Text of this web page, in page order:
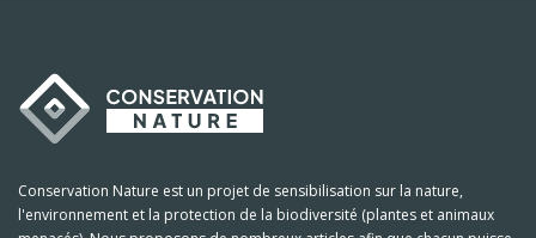
Conservation Nature est un projet de sensibilisation sur la nature,
l'environnement et la protection de la biodiversité (plantes et animaux